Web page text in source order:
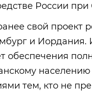
России
свой проект
и Иордания.
обеспечения
тем, кто не